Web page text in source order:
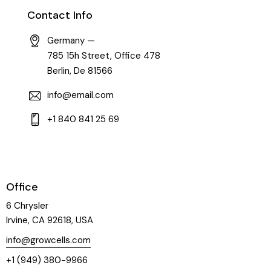
Contact Info
Germany —
785 15h Street, Office 478
Berlin, De 81566
info@email.com
+1 840 841 25 69
Office
6 Chrysler
Irvine, CA 92618, USA
info@growcells.com
+1 (949) 380-9966